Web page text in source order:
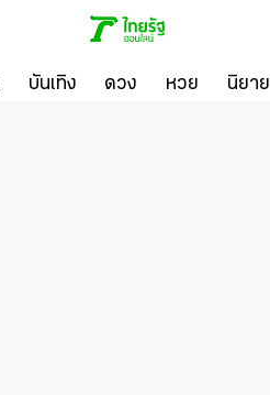
บันเทิง ดวง หวย นิยาย